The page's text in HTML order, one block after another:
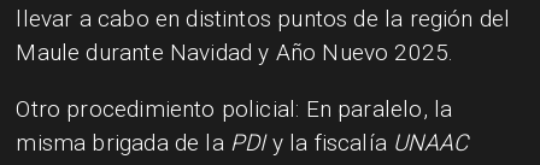
llevar a cabo en distintos puntos de la región del
Maule durante Navidad y Año Nuevo 2025.
Otro procedimiento policial: En paralelo, la
misma brigada de la PDIy la fiscalía UNAAC